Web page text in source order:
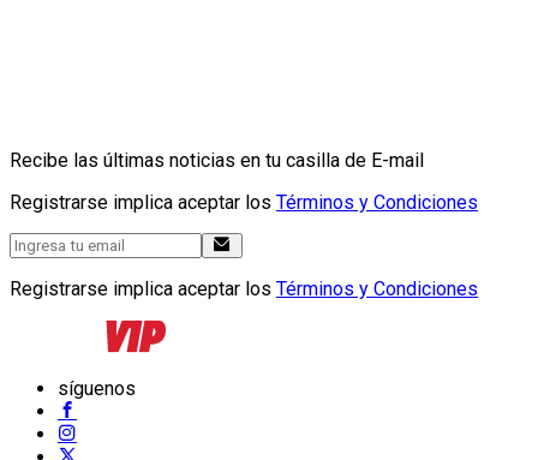
Recibe las últimas noticias en tu casilla de E-mail
Registrarse implica aceptar los Términos y Condiciones
Registrarse implica aceptar los Términos y Condiciones
síguenos